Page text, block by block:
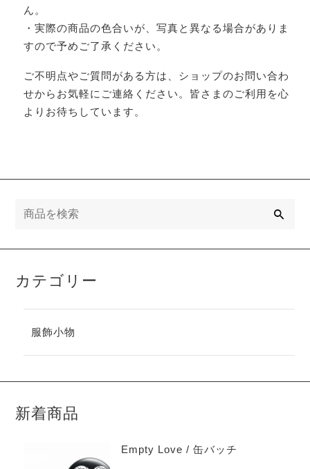
ん。
・実際の商品の色合いが、写真と異なる場合がありま
すので予めご了承ください。
ご不明点やご質問がある方は、ショップのお問い合わ
せからお気軽にご連絡ください。皆さまのご利用を心
よりお待ちしています。
カテゴリー
服飾小物
新着商品
Empty Love / 缶バッチ